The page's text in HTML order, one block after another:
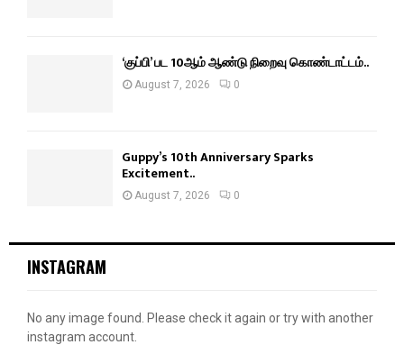
‘குப்பி’ பட 10ஆம் ஆண்டு நிறைவு கொண்டாட்டம்..
August 7, 2026 0
Guppy’s 10th Anniversary Sparks
Excitement..
August 7, 2026 0
INSTAGRAM
No any image found. Please check it again or try with another
instagram account.